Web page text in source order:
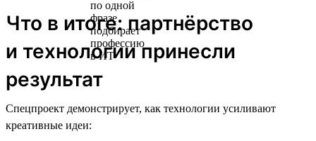
Что в итоге: партнёрство
и технологии принесли
результат
Спецпроект демонстрирует, как технологии усиливают
креативные идеи: